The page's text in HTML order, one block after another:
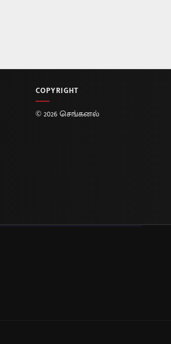
COPYRIGHT
© 2026 செங்கனல்